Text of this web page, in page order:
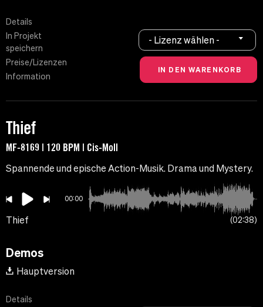
Details
In Projekt
speichern
Preise/Lizenzen
Information
- Lizenz wählen -
Thief
MF-8169 | 120 BPM | Cis-Moll
Spannende und epische Action-Musik. Drama und Mystery.
00:00
Thief 02:38
Demos
Hauptversion
Details